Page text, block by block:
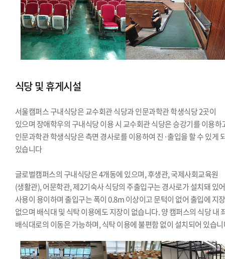
식당 및 휴게시설
서울캠퍼스 구내식당은 교수회관 식당과 인문과학관 학생식당 2곳이
있으며 장애학우의 구내식당 이용 시 교수회관 식당은 승강기를 이용하
인문과학관 학생식당은 측면 경사로를 이용하여 진·출입을 할 수 있게
있습니다
글로벌캠퍼스의 구내식당은 4개동에 있으며, 후생관, 국제사회교육원
(생활관), 어문학관, 제2기숙사 식당의 주출입구는 경사로가 설치돼 있어
사용이 용이하며 출입구는 폭이 0.8m 이상이고 문턱이 없어 출입에 지
없으며 배식대 및 식탁 이용에도 지장이 없습니다. 양 캠퍼스의 식당 내
배식대로의 이동은 가능하며, 식탁 이용에 불편함 없이 설치되어 있습